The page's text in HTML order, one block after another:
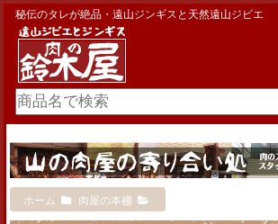
秘伝のタレが絶品・遠山ジンギスと天然遠山ジビエ
ホーム 肉屋の本棚